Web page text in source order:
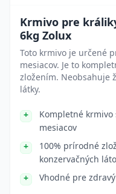
Krmivo pre
6kg Zolux
Toto krmivo je určené
mesiacov. Je to
zložením. Neobsahuje
látky.
Kompletné
mesiacov
100% prírodné
konzervačných
Vhodné pre